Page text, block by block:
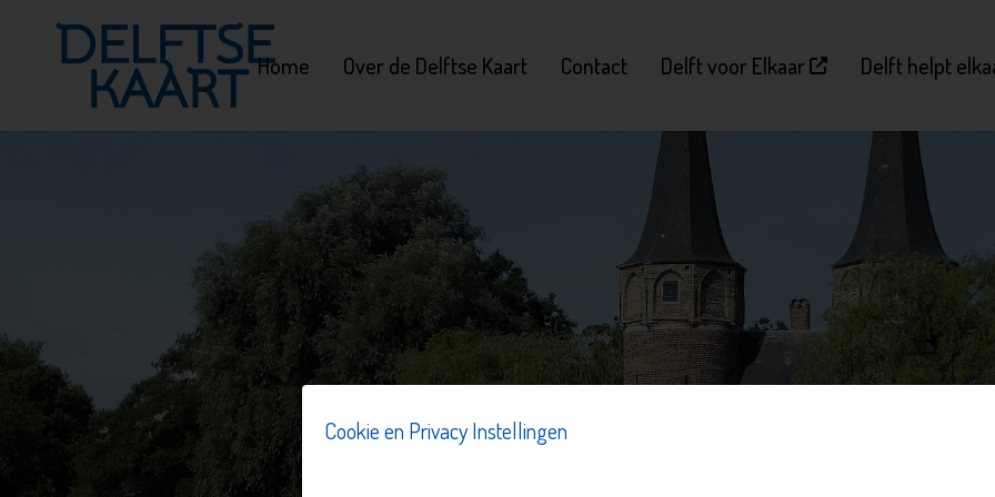
Cookie en Privacy Instellingen
Home Over de Delftse Kaart Contact Delft voor Elkaar Delft helpt